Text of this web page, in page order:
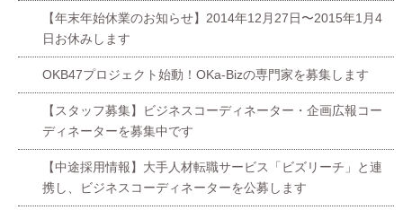
【年末年始休業のお知らせ】2014年12月27日〜2015年1月4
日お休みします
OKB47プロジェクト始動！OKa-Bizの専門家を募集します
【スタッフ募集】ビジネスコーディネーター・企画広報コー
ディネーターを募集中です
【中途採用情報】大手人材転職サービス「ビズリーチ」と連
携し、ビジネスコーディネーターを公募します